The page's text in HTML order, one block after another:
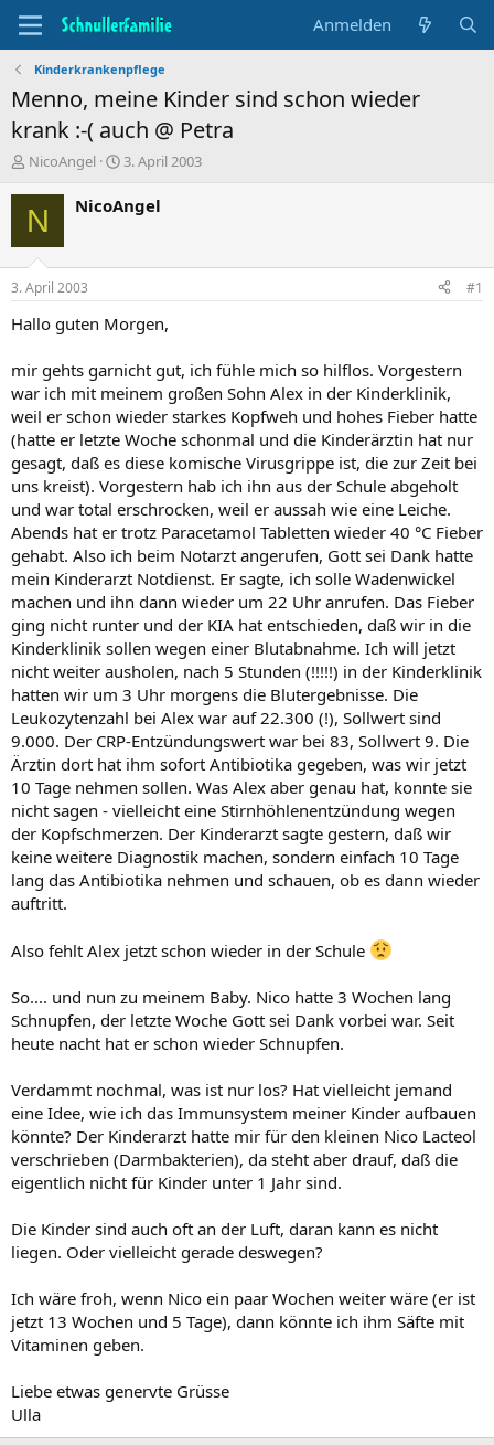
Anmelden
Kinderkrankenpflege
Menno, meine Kinder sind schon wieder
krank :-( auch @ Petra
T
e
m
n
s
t
a
e
r
NicoAngel
B
g
a
t
3. April 2003
N NicoAngel
3. April 2003 #1
Hallo guten Morgen,
mir gehts garnicht gut, ich fühle mich so hilflos. Vorgestern
war ich mit meinem großen Sohn Alex in der Kinderklinik,
weil er schon wieder starkes Kopfweh und hohes Fieber hatte
(hatte er letzte Woche schonmal und die Kinderärztin hat nur
gesagt, daß es diese komische Virusgrippe ist, die zur Zeit bei
uns kreist). Vorgestern hab ich ihn aus der Schule abgeholt
und war total erschrocken, weil er aussah wie eine Leiche.
Abends hat er trotz Paracetamol Tabletten wieder 40 °C Fieber
gehabt. Also ich beim Notarzt angerufen, Gott sei Dank hatte
mein Kinderarzt Notdienst. Er sagte, ich solle Wadenwickel
machen und ihn dann wieder um 22 Uhr anrufen. Das Fieber
ging nicht runter und der KIA hat entschieden, daß wir in die
Kinderklinik sollen wegen einer Blutabnahme. Ich will jetzt
nicht weiter ausholen, nach 5 Stunden (!!!!!) in der Kinderklinik
hatten wir um 3 Uhr morgens die Blutergebnisse. Die
Leukozytenzahl bei Alex war auf 22.300 (!), Sollwert sind
9.000. Der CRP-Entzündungswert war bei 83, Sollwert 9. Die
Ärztin dort hat ihm sofort Antibiotika gegeben, was wir jetzt
10 Tage nehmen sollen. Was Alex aber genau hat, konnte sie
nicht sagen - vielleicht eine Stirnhöhlenentzündung wegen
der Kopfschmerzen. Der Kinderarzt sagte gestern, daß wir
keine weitere Diagnostik machen, sondern einfach 10 Tage
lang das Antibiotika nehmen und schauen, ob es dann wieder
auftritt.
Also fehlt Alex jetzt schon wieder in der Schule
So.... und nun zu meinem Baby. Nico hatte 3 Wochen lang
Schnupfen, der letzte Woche Gott sei Dank vorbei war. Seit
heute nacht hat er schon wieder Schnupfen.
Verdammt nochmal, was ist nur los? Hat vielleicht jemand
eine Idee, wie ich das Immunsystem meiner Kinder aufbauen
könnte? Der Kinderarzt hatte mir für den kleinen Nico Lacteol
verschrieben (Darmbakterien), da steht aber drauf, daß die
eigentlich nicht für Kinder unter 1 Jahr sind.
Die Kinder sind auch oft an der Luft, daran kann es nicht
liegen. Oder vielleicht gerade deswegen?
Ich wäre froh, wenn Nico ein paar Wochen weiter wäre (er ist
jetzt 13 Wochen und 5 Tage), dann könnte ich ihm Säfte mit
Vitaminen geben.
Liebe etwas genervte Grüsse
Ulla